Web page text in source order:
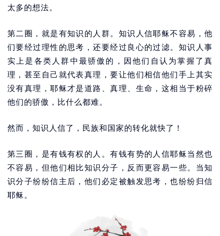
太多的想法。
第二圈，就是有知识的人群。知识人信耶稣不容易，他
们要经过理性的思考，还要经过良心的过滤。知识人事
实上是各类人群中最骄傲的，因他们自认为掌握了真
理，甚至自己就代表真理，要让他们相信他们手上其实
没有真理，耶稣才是道路、真理、生命，这相当于粉碎
他们的骄傲，比什么都难。
然而，知识人信了，民族和国家的转化就快了！
第三圈，是有钱有权的人。有钱有势的人信耶稣当然也
不容易，但他们相比知识分子，反而更容易一些。当知
识分子纷纷信主后，他们必定被触发思考，也纷纷归信
耶稣。